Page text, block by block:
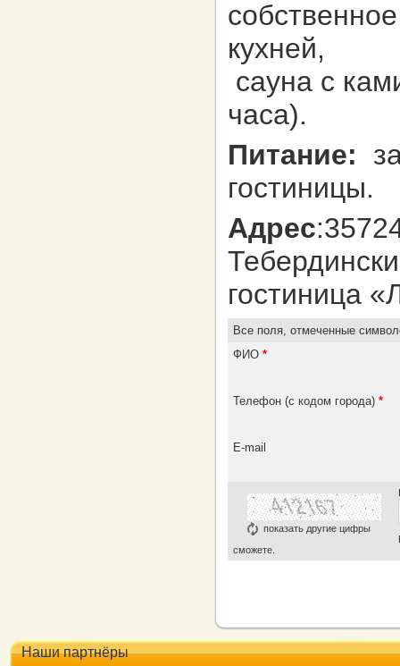
кухней,
сауна с
часа).
Питание:
гостиницы.
Адрес
гостиница
Все поля, отмеченные
ФИО *
Телефон (с кодом города) *
E-mail
показать другие цифры
сможете.
Наши партнёры